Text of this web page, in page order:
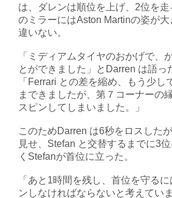
は、ダレンは順位を上げ、2位を
のミラーにはAston Martinの姿が
違いない。
「ミディアムタイヤのおかげで、
とができました」とDarren は語っ
「Ferrari との差を縮め、もう少し
まできましたが、第７コーナーの
スピンしてしまいました。」
このためDarren は6秒をロスした
見せ、Stefan と交替するまでに3
くStefanが首位に立った。
「あと1時間を残し、首位を守る
ンしなければならないと考えてい